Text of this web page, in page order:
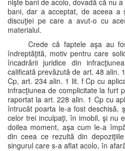
nişte bani de acolo, dovadă că nu
bani, dar a acceptat, de aceea a
discuţiei pe care a avut-o cu
materialul.
Crede că faptele aşa au
îndreptăţită, motiv pentru care
încadrării juridice din
calificată prevăzută de art. 48 alin.
Cp, art. 234 alin. 1 lit. f Cp cu
infracţiunea de complicitate la furt
raportat la art. 228 alin. 1 Cp cu
întrucât poarta le-a fost deschisă,
celor trei inculpaţi, în imobil, şi nu
doilea moment, aşa cum le-a
din ceea ce rezultă din
singurul care s-a aflat acolo, în